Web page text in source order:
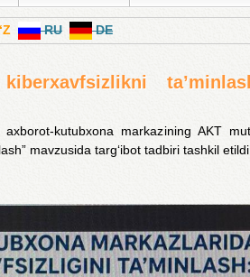
RU DE
kutubxona markazining AKT
mavzusida targ‘ibot tadbiri tashkil